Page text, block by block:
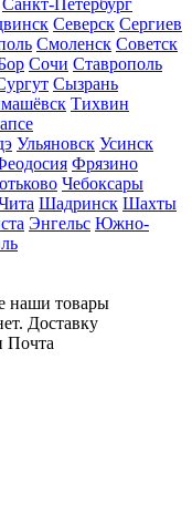
Санкт-Петербург
Северск Сергиев
Смоленск Советск
Сочи Ставрополь
Сызрань
Тихвин
Ульяновск Усинск
Фрязино
Чебоксары
Шадринск Шахты
Энгельс Южно-
наши товары
Доставку
Почта